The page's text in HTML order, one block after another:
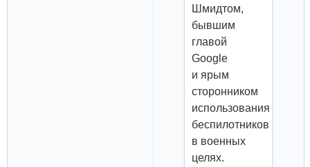
Шмидтом,
бывшим
главой
Google
и ярым
сторонником
использования
беспилотников
в военных
целях.